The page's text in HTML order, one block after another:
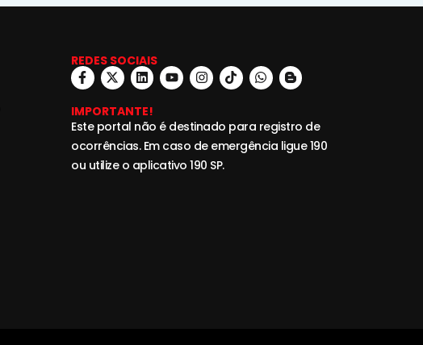
REDES SOCIAIS
IMPORTANTE!
Este portal não é destinado para registro de
ocorrências. Em caso de emergência ligue 190
ou utilize o aplicativo 190 SP.